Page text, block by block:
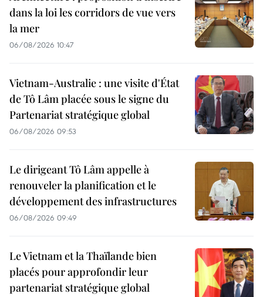
dans la loi les corridors de vue vers
la mer
06/08/2026 10:47
Vietnam-Australie : une visite d'État
de Tô Lâm placée sous le signe du
Partenariat stratégique global
06/08/2026 09:53
Le dirigeant Tô Lâm appelle à
renouveler la planification et le
développement des infrastructures
06/08/2026 09:49
Le Vietnam et la Thaïlande bien
placés pour approfondir leur
partenariat stratégique global